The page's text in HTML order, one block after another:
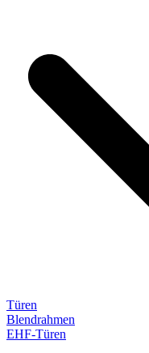
Türen
Blendrahmen
EHF-Türen